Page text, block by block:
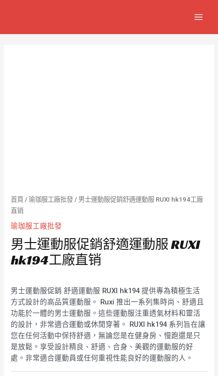
首頁 /瑜珈服工廠批發 / 男士運動服促銷舒適運動服 RUXI hk194工廠
直销
瑜珈服工廠批發
男士運動服促銷舒適運動服 RUXI
hk194工廠直销
男士運動服促銷 舒適運動服 RUXI hk194 提供專為積極生活
方式設計的高品質運動服。 Ruxi 推出一系列集時尚、舒適且
功能於一體的男士運動服。這些運動服注重透氣材料和靈活
的設計，非常適合運動或休閒穿著。 RUXI hk194 系列旨在讓
您在任何活動中保持舒適，無論您是在健身房、慢跑還是只
是放鬆。享受設計精良、舒適、合身、美觀的運動服的好
處。非常適合運動員或任何重視性能良好的運動服的人。